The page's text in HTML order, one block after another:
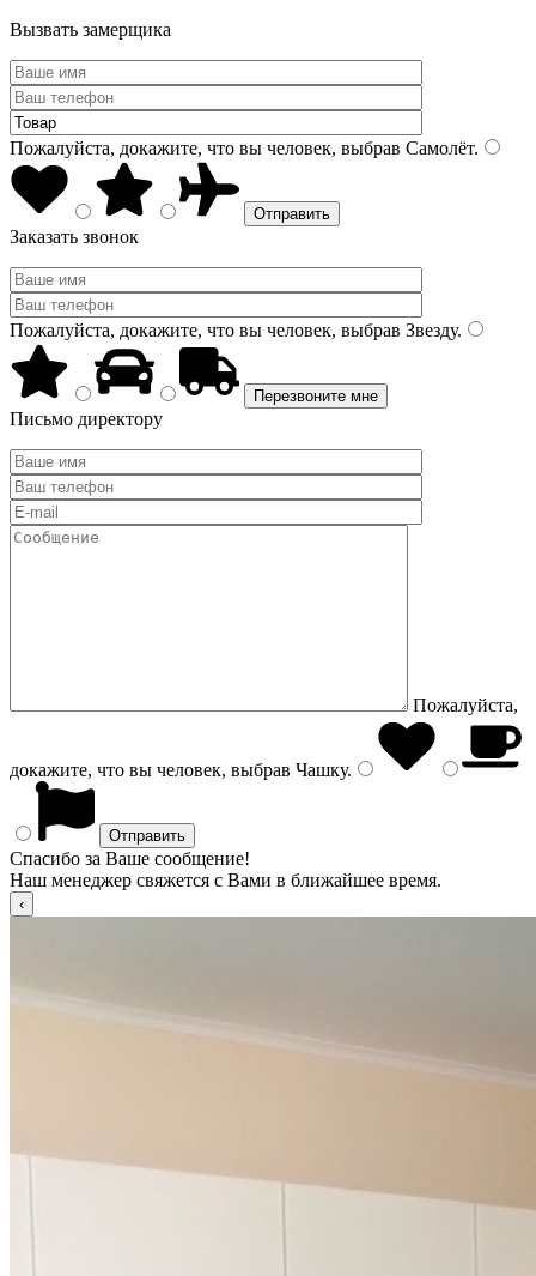
Вызвать замерщика
Пожалуйста, докажите, что вы человек, выбрав Самолёт.
Заказать звонок
Пожалуйста, докажите, что вы человек, выбрав Звезду.
Письмо директору
Пожалуйста,
докажите, что вы человек, выбрав Чашку.
Спасибо за Ваше сообщение!
Наш менеджер свяжется с Вами в ближайшее время.